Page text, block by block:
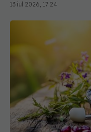
De ce crește
Explicațiile unui
21 apr 2026, 11:35